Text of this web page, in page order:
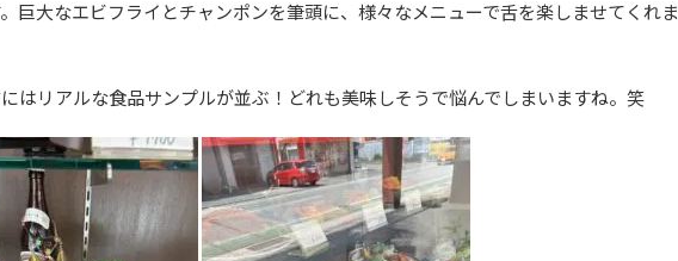
巨大なエビフライとチャンポンを筆頭に、様々なメニューで舌を楽しませてくれま
はリアルな食品サンプルが並ぶ！どれも美味しそうで悩んでしまいますね。笑